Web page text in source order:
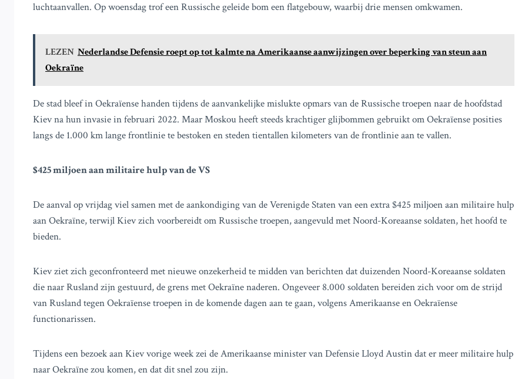
luchtaanvallen. Op woensdag trof een Russische geleide bom een flatgebouw, waarbij drie mensen omkwamen.
LEZEN Nederlandse Defensie roept op tot kalmte na Amerikaanse aanwijzingen over beperking van steun aan
Oekraïne
De stad bleef in Oekraïense handen tijdens de aanvankelijke mislukte opmars van de Russische troepen naar de hoofdstad
Kiev na hun invasie in februari 2022. Maar Moskou heeft steeds krachtiger glijbommen gebruikt om Oekraïense posities
langs de 1.000 km lange frontlinie te bestoken en steden tientallen kilometers van de frontlinie aan te vallen.
$425 miljoen aan militaire hulp van de VS
De aanval op vrijdag viel samen met de aankondiging van de Verenigde Staten van een extra $425 miljoen aan militaire hulp
aan Oekraïne, terwijl Kiev zich voorbereidt om Russische troepen, aangevuld met Noord-Koreaanse soldaten, het hoofd te
bieden.
Kiev ziet zich geconfronteerd met nieuwe onzekerheid te midden van berichten dat duizenden Noord-Koreaanse soldaten
die naar Rusland zijn gestuurd, de grens met Oekraïne naderen. Ongeveer 8.000 soldaten bereiden zich voor om de strijd
van Rusland tegen Oekraïense troepen in de komende dagen aan te gaan, volgens Amerikaanse en Oekraïense
functionarissen.
Tijdens een bezoek aan Kiev vorige week zei de Amerikaanse minister van Defensie Lloyd Austin dat er meer militaire hulp
naar Oekraïne zou komen, en dat dit snel zou zijn.